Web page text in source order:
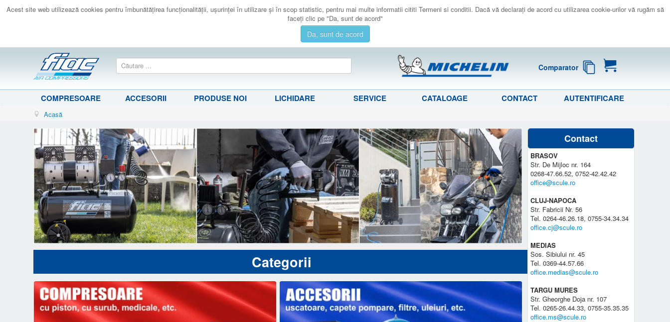
Acest site web utilizează cookies pentru îmbunătăţirea funcţionalităţii, uşurinţei în utilizare şi în scop statistic, pentru mai multe informatii cititi Termeni si conditii. Dacă vă declaraţi de acord cu utilizarea cookie-urilor vă rugăm să
faceţi clic pe "Da, sunt de acord"
Da, sunt de acord
Comparator
COMPRESOARE ACCESORII PRODUSE NOI LICHIDARE SERVICE CATALOAGE CONTACT AUTENTIFICARE
Acasă
Categorii
Contact
BRASOV
Str. De Mijloc nr. 164
0268-47.66.52, 0752-42.42.42
office@scule.ro
CLUJ-NAPOCA
Str. Fabricii Nr. 56
Tel. 0264-46.26.18, 0755-34.34.34
office.cj@scule.ro
MEDIAS
Sos. Sibiului nr. 45
Tel. 0369-44.57.66
office.medias@scule.ro
TARGU MURES
Str. Gheorghe Doja nr. 107
Tel. 0265-26.44.33, 0755-35.35.35
office.ms@scule.ro